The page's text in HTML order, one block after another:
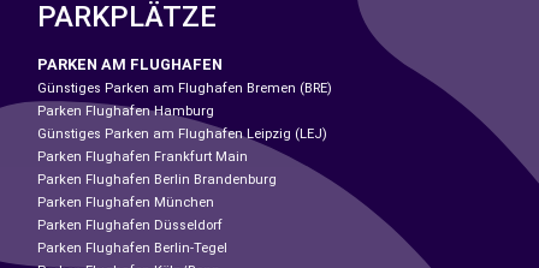
PARKPLÄTZE
PARKEN AM FLUGHAFEN
Günstiges Parken am Flughafen Bremen (BRE)
Parken Flughafen Hamburg
Günstiges Parken am Flughafen Leipzig (LEJ)
Parken Flughafen Frankfurt Main
Parken Flughafen Berlin Brandenburg
Parken Flughafen München
Parken Flughafen Düsseldorf
Parken Flughafen Berlin-Tegel